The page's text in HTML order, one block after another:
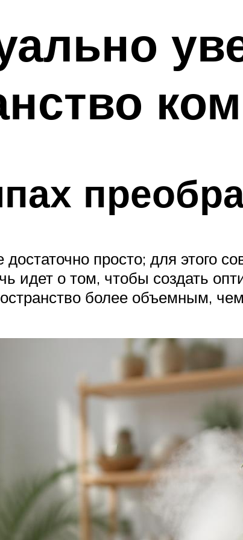
просто; для этого
идет о том, чтобы создать
более объемным,